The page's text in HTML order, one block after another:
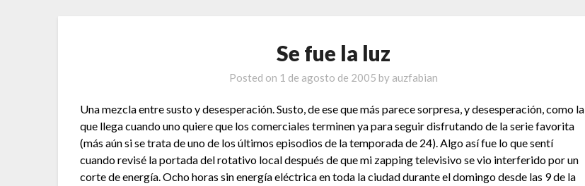
Se fue la luz
Posted on 1 de agosto de 2005 by auzfabian
Una mezcla entre susto y desesperación. Susto, de ese que más parece sorpresa, y desesperación, como la
que llega cuando uno quiere que los comerciales terminen ya para seguir disfrutando de la serie favorita
(más aún si se trata de uno de los últimos episodios de la temporada de 24). Algo así fue lo que sentí
cuando revisé la portada del rotativo local después de que mi zapping televisivo se vio interferido por un
corte de energía. Ocho horas sin energía eléctrica en toda la ciudad durante el domingo desde las 9 de la